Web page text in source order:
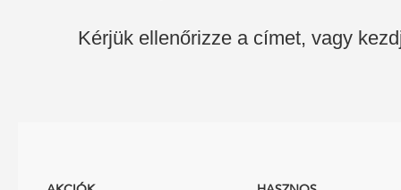
Kérjük ellenőrizze a címet, vagy